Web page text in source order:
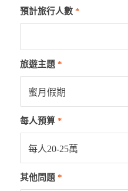
預計旅行人數 *
旅遊主題 *
每人預算 *
其他問題 *